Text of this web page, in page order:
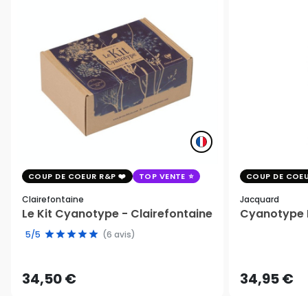
COUP DE COEUR R&P TOP VENTE
Clairefontaine
Le Kit Cyanotype - Clairefontaine
5/5 (6 avis)
34,50 €
COUP DE
Jacquard
Cyanotype
34,95 €